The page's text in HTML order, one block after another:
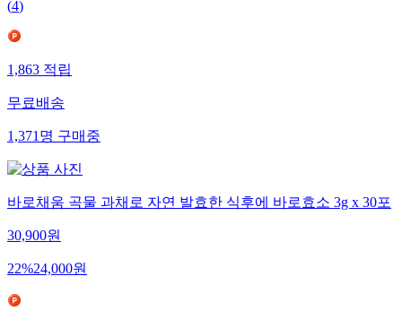
(4)
1,863적립
무료배송
1,371명구매중
바로채움 곡물 과채로 자연 발효한 식후에 바로효소 3g x 30포
30,900원
22%24,000원